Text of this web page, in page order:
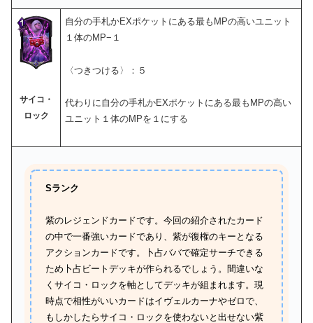
サイコ・
ロック
自分の手札かEXポケットにある最もMPの高いユニット
１体のMP−１
〈つきつける〉：５
代わりに自分の手札かEXポケットにある最もMPの高い
ユニット１体のMPを１にする
Sランク
紫のレジェンドカードです。今回の紹介されたカード
の中で一番強いカードであり、紫が復権のキーとなる
アクションカードです。卜占ババで確定サーチできる
ため卜占ビートデッキが作られるでしょう。間違いな
くサイコ・ロックを軸としてデッキが組まれます。現
時点で相性がいいカードはイヴェルカーナやゼロで、
もしかしたらサイコ・ロックを使わないと出せない紫